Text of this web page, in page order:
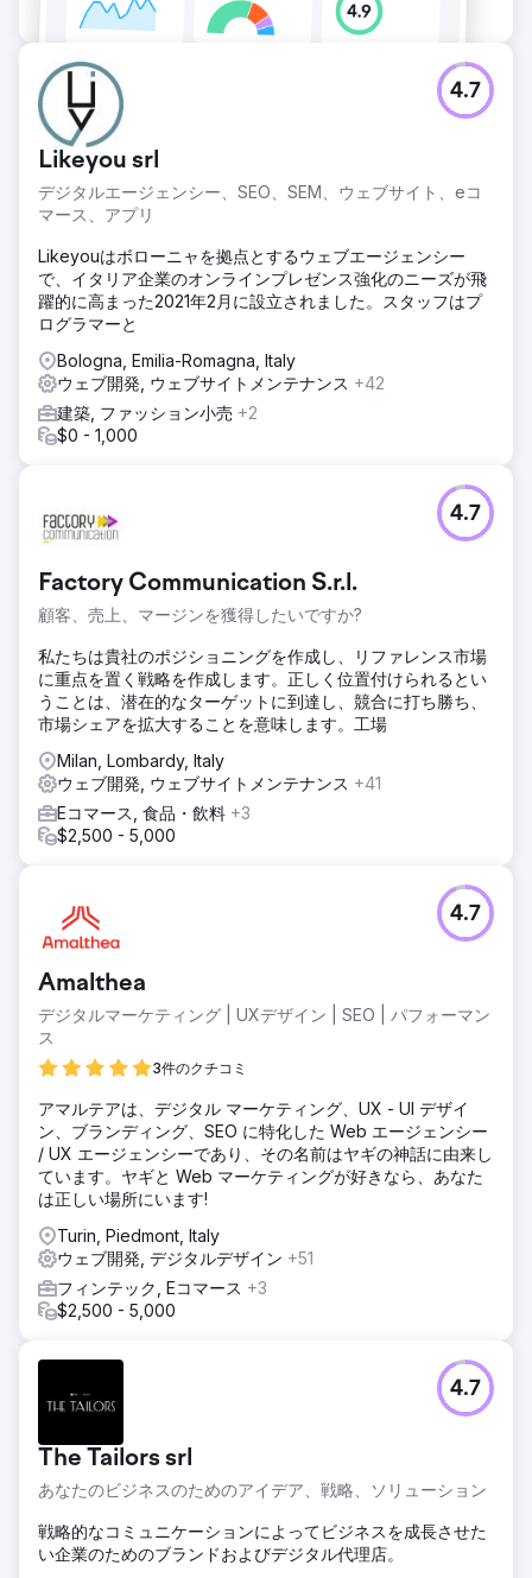
Likeyou srl
デジタルエージェンシー、SEO、SEM、ウェブサイト、eコ
マース、アプリ
4.7
Likeyouはボローニャを拠点とするウェブエージェンシー
で、イタリア企業のオンラインプレゼンス強化のニーズが飛
躍的に高まった2021年2月に設立されました。スタッフはプ
ログラマーと
Bologna, Emilia-Romagna, Italy
ウェブ開発, ウェブサイトメンテナンス +42
建築, ファッション小売 +2
$0 - 1,000
Factory Communication S.r.l.
顧客、売上、マージンを獲得したいですか?
4.7
私たちは貴社のポジショニングを作成し、リファレンス市場
に重点を置く戦略を作成します。正しく位置付けられるとい
うことは、潜在的なターゲットに到達し、競合に打ち勝ち、
市場シェアを拡大することを意味します。工場
Milan, Lombardy, Italy
ウェブ開発, ウェブサイトメンテナンス +41
Eコマース, 食品・飲料 +3
$2,500 - 5,000
Amalthea
デジタルマーケティング | UXデザイン | SEO | パフォーマン
ス
3件のクチコミ
4.7
アマルテアは、デジタル マーケティング、UX - UI デザイ
ン、ブランディング、SEO に特化した Web エージェンシー
/ UX エージェンシーであり、その名前はヤギの神話に由来し
ています。ヤギと Web マーケティングが好きなら、あなた
は正しい場所にいます!
Turin, Piedmont, Italy
ウェブ開発, デジタルデザイン +51
フィンテック, Eコマース +3
$2,500 - 5,000
The Tailors srl
あなたのビジネスのためのアイデア、戦略、ソリューション
4.7
戦略的なコミュニケーションによってビジネスを成長させた
い企業のためのブランドおよびデジタル代理店。